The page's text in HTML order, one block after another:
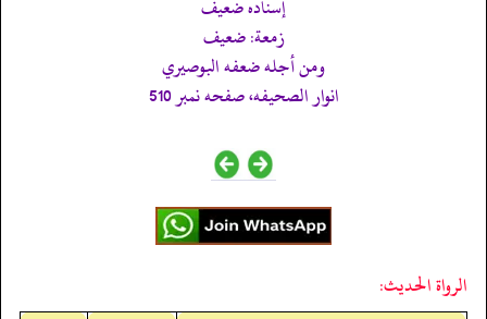
إسناده ضعيف
زمعة: ضعيف
ومن أجله ضعفه البوصيري
انوار الصحيفه، صفحه نمبر 510
الرواة الحديث: